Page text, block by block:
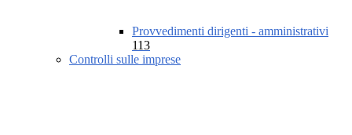
Provvedimenti dirigenti - amministrativi
113
Controlli sulle imprese